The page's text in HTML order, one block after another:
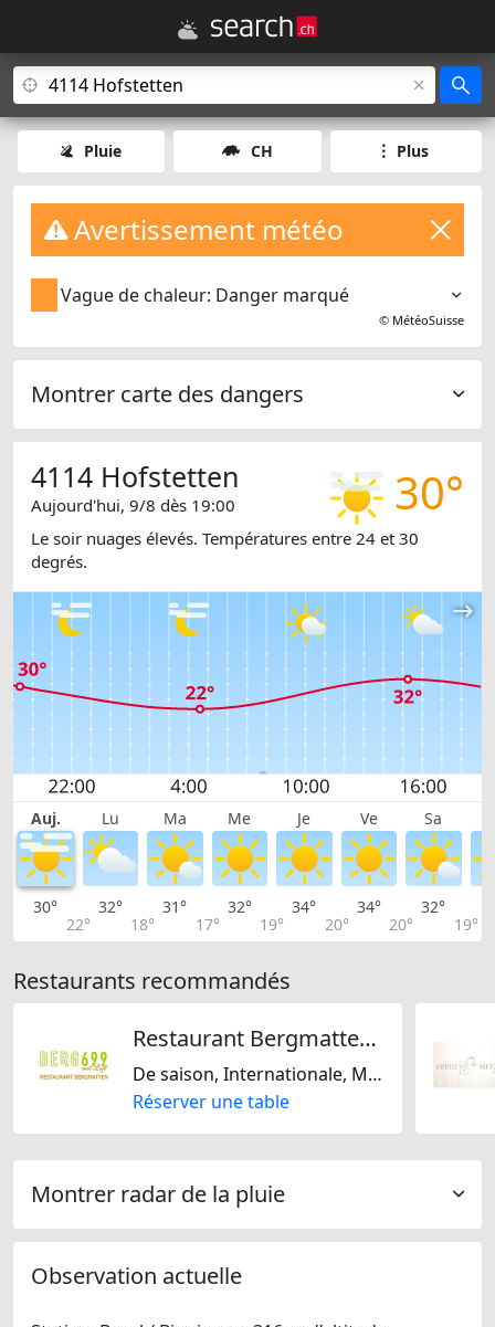
Pluie CH Plus
Avertissement météo
Vague de chaleur: Danger marqué
© MétéoSuisse
Montrer carte des dangers
30°
4114 Hofstetten
Aujourd'hui, 9/8 dès 19:00
Le soir nuages élevés. Températures entre 24 et 30
degrés.
Auj. Lu Ma Me Je Ve Sa
30°
22°
32°
18°
31°
17°
32°
19°
34°
20°
34°
20°
32°
19°
Restaurants recommandés
Restaurant Bergmatten / Berg 699
De saison, Internationale, Mexicaine, Régionale, Suisse, Sans lactose, Sans gluten, Européene, Méditarranéenne
Réserver une table
Montrer radar de la pluie
Observation actuelle